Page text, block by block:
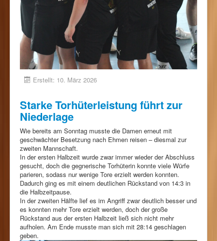
Erstellt: 10. März 2026
Starke Torhüterleistung führt zur
Niederlage
Wie bereits am Sonntag musste die Damen erneut mit
geschwächter Besetzung nach Ehmen reisen – diesmal zur
zweiten Mannschaft.
In der ersten Halbzeit wurde zwar immer wieder der Abschluss
gesucht, doch die gegnerische Torhüterin konnte viele Würfe
parieren, sodass nur wenige Tore erzielt werden konnten.
Dadurch ging es mit einem deutlichen Rückstand von 14:3 in
die Halbzeitpause.
In der zweiten Hälfte lief es im Angriff zwar deutlich besser und
es konnten mehr Tore erzielt werden, doch der große
Rückstand aus der ersten Halbzeit ließ sich nicht mehr
aufholen. Am Ende musste man sich mit 28:14 geschlagen
geben.